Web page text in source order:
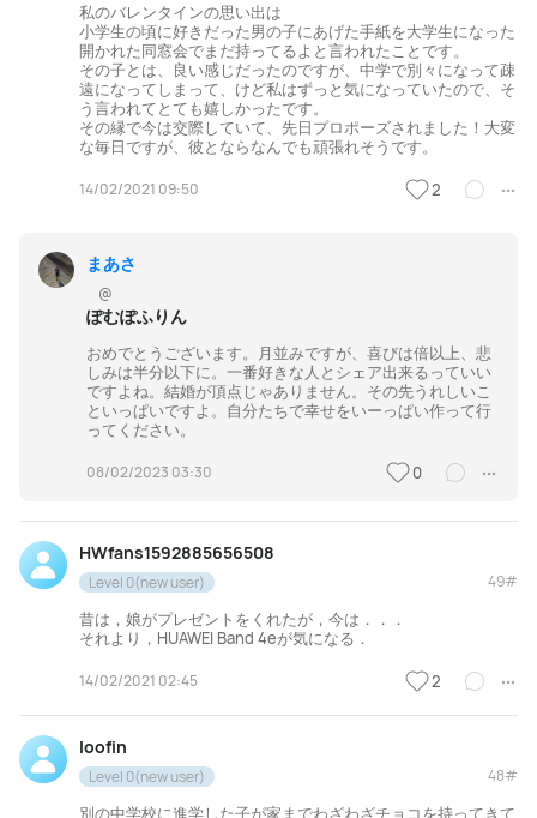
私のバレンタインの思い出は
小学生の頃に好きだった男の子にあげた手紙を大学生になった
開かれた同窓会でまだ持ってるよと言われたことです。
その子とは、良い感じだったのですが、中学で別々になって疎
遠になってしまって、けど私はずっと気になっていたので、そ
う言われてとても嬉しかったです。
その縁で今は交際していて、先日プロポーズされました！大変
な毎日ですが、彼とならなんでも頑張れそうです。
14/02/2021 09:50 2
まあさ
@
ぽむぽふりん
おめでとうございます。月並みですが、喜びは倍以上、悲
しみは半分以下に。一番好きな人とシェア出来るっていい
ですよね。結婚が頂点じゃありません。その先うれしいこ
といっぱいですよ。自分たちで幸せをいーっぱい作って行
ってください。
08/02/2023 03:30 0
HWfans1592885656508
Level 0(new user) 49#
昔は，娘がプレゼントをくれたが，今は．．．
それより，HUAWEI Band 4eが気になる．
14/02/2021 02:45 2
loofin
Level 0(new user) 48#
別の中学校に進学した子が家までわざわざチョコを持ってきて